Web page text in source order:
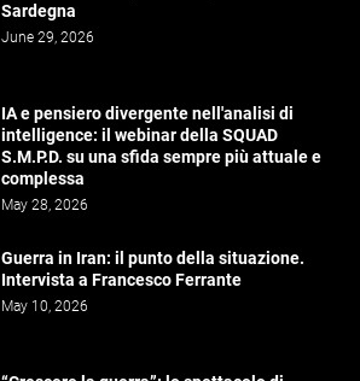
Sardegna
June 29, 2026
IA e pensiero divergente nell'analisi di
intelligence: il webinar della SQUAD
S.M.P.D. su una sfida sempre più attuale e
complessa
May 28, 2026
Guerra in Iran: il punto della situazione.
Intervista a Francesco Ferrante
May 10, 2026